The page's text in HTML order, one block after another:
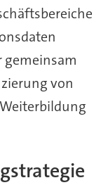
gemeinsam
von